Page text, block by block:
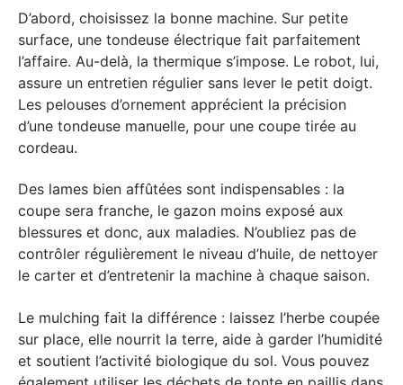
D’abord, choisissez la bonne machine. Sur petite
surface, une tondeuse électrique fait parfaitement
l’affaire. Au-delà, la thermique s’impose. Le robot, lui,
assure un entretien régulier sans lever le petit doigt.
Les pelouses d’ornement apprécient la précision
d’une tondeuse manuelle, pour une coupe tirée au
cordeau.
Des lames bien affûtées sont indispensables : la
coupe sera franche, le gazon moins exposé aux
blessures et donc, aux maladies. N’oubliez pas de
contrôler régulièrement le niveau d’huile, de nettoyer
le carter et d’entretenir la machine à chaque saison.
Le mulching fait la différence : laissez l’herbe coupée
sur place, elle nourrit la terre, aide à garder l’humidité
et soutient l’activité biologique du sol. Vous pouvez